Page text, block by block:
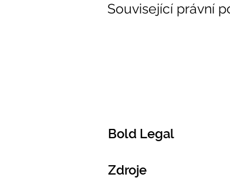
Související právní
Bold Legal
Zdroje